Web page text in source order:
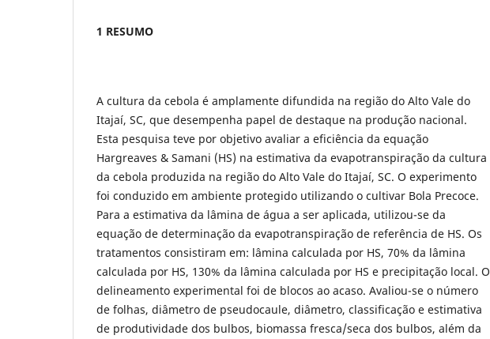
1 RESUMO
A cultura da cebola é amplamente difundida na região do Alto Vale do
Itajaí, SC, que desempenha papel de destaque na produção nacional.
Esta pesquisa teve por objetivo avaliar a eficiência da equação
Hargreaves & Samani (HS) na estimativa da evapotranspiração da cultura
da cebola produzida na região do Alto Vale do Itajaí, SC. O experimento
foi conduzido em ambiente protegido utilizando o cultivar Bola Precoce.
Para a estimativa da lâmina de água a ser aplicada, utilizou-se da
equação de determinação da evapotranspiração de referência de HS. Os
tratamentos consistiram em: lâmina calculada por HS, 70% da lâmina
calculada por HS, 130% da lâmina calculada por HS e precipitação local. O
delineamento experimental foi de blocos ao acaso. Avaliou-se o número
de folhas, diâmetro de pseudocaule, diâmetro, classificação e estimativa
de produtividade dos bulbos, biomassa fresca/seca dos bulbos, além da